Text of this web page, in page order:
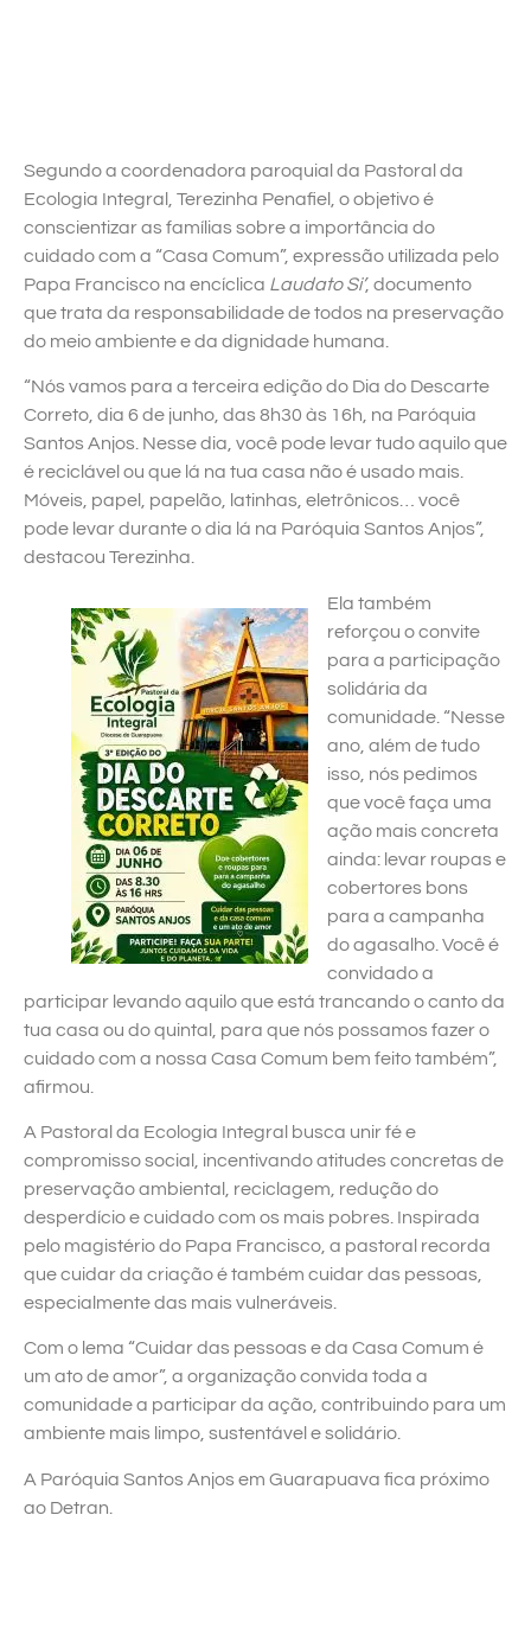
Segundo a coordenadora paroquial da Pastoral da
Ecologia Integral, Terezinha Penafiel, o objetivo é
conscientizar as famílias sobre a importância do
cuidado com a “Casa Comum”, expressão utilizada pelo
Papa Francisco na encíclica Laudato Si’, documento
que trata da responsabilidade de todos na preservação
do meio ambiente e da dignidade humana.
“Nós vamos para a terceira edição do Dia do Descarte
Correto, dia 6 de junho, das 8h30 às 16h, na Paróquia
Santos Anjos. Nesse dia, você pode levar tudo aquilo que
é reciclável ou que lá na tua casa não é usado mais.
Móveis, papel, papelão, latinhas, eletrônicos… você
pode levar durante o dia lá na Paróquia Santos Anjos”,
destacou Terezinha.
Ela também
reforçou o convite
para a participação
solidária da
comunidade. “Nesse
ano, além de tudo
isso, nós pedimos
que você faça uma
ação mais concreta
ainda: levar roupas e
cobertores bons
para a campanha
do agasalho. Você é
convidado a
participar levando aquilo que está trancando o canto da
tua casa ou do quintal, para que nós possamos fazer o
cuidado com a nossa Casa Comum bem feito também”,
afirmou.
A Pastoral da Ecologia Integral busca unir fé e
compromisso social, incentivando atitudes concretas de
preservação ambiental, reciclagem, redução do
desperdício e cuidado com os mais pobres. Inspirada
pelo magistério do Papa Francisco, a pastoral recorda
que cuidar da criação é também cuidar das pessoas,
especialmente das mais vulneráveis.
Com o lema “Cuidar das pessoas e da Casa Comum é
um ato de amor”, a organização convida toda a
comunidade a participar da ação, contribuindo para um
ambiente mais limpo, sustentável e solidário.
A Paróquia Santos Anjos em Guarapuava fica próximo
ao Detran.